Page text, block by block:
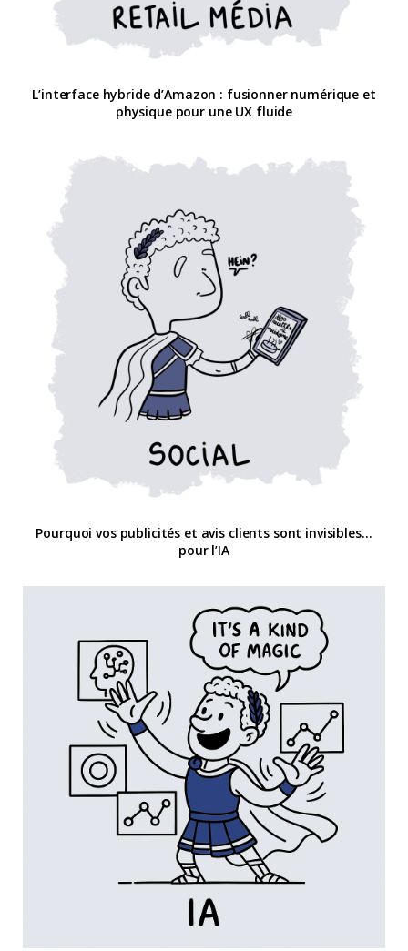
L’interface hybride d’Amazon : fusionner numérique et
physique pour une UX fluide
Pourquoi vos publicités et avis clients sont invisibles…
pour l’IA